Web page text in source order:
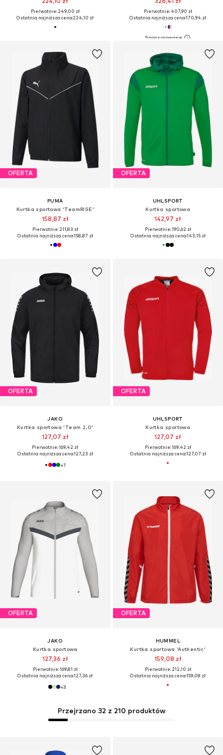
Pierwotnie: 249,00 zł
Ostatnia najniższa cena:224,10 zł
Pierwotnie: 407,90 zł
Ostatnia najniższa cena:170,94 zł
OFERTA
PUMA
Kurtka sportowa 'TeamRISE'
158,87 zł
Pierwotnie: 211,83 zł
Ostatnia najniższa cena:158,87 zł
OFERTA
UHLSPORT
Kurtka sportowa
142,97 zł
Pierwotnie: 190,62 zł
Ostatnia najniższa cena:143,15 zł
OFERTA
JAKO
Kurtka sportowa 'Team 2.0'
127,07 zł
Pierwotnie: 169,42 zł
Ostatnia najniższa cena:127,23 zł
+1
OFERTA
UHLSPORT
Kurtka sportowa
127,07 zł
Pierwotnie: 169,42 zł
Ostatnia najniższa cena:127,07 zł
OFERTA
JAKO
Kurtka sportowa
127,36 zł
Pierwotnie: 169,81 zł
Ostatnia najniższa cena:127,36 zł
+3
Przejrzano 32 z 210 produktów
OFERTA
HUMMEL
Kurtka sportowa 'Authentic'
159,08 zł
Pierwotnie: 212,10 zł
Ostatnia najniższa cena:159,08 zł